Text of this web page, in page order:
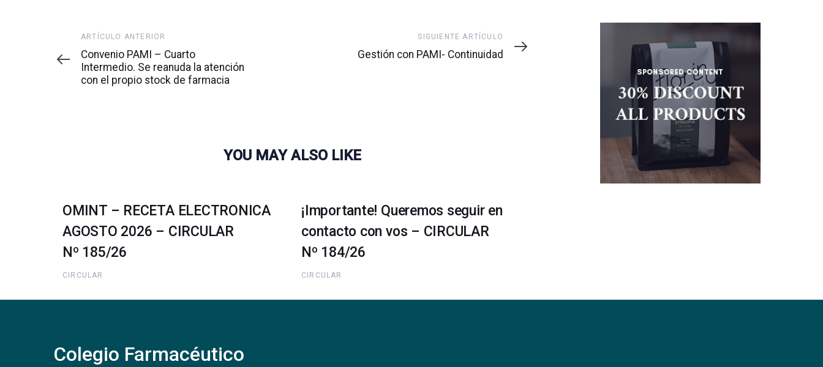
Artículo
anterior
ARTÍCULO ANTERIOR
Convenio PAMI – Cuarto
Intermedio. Se reanuda la atención
con el propio stock de farmacia
artículo
SIGUIENTE ARTÍCULO
Gestión con PAMI- Continuidad
YOU MAY ALSO LIKE
OMINT – RECETA ELECTRONICA
AGOSTO 2026 – CIRCULAR
Nº 185/26
CIRCULAR
¡Importante! Queremos seguir en
contacto con vos – CIRCULAR
Nº 184/26
CIRCULAR
Colegio Farmacéutico